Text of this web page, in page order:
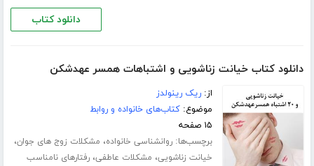
دانلود کتاب
دانلود کتاب خیانت زناشویی و اشتباهات همسر عهدشکن
از:ریک رینولدز
موضوع:کتاب‌های خانواده و روابط
۱۵ صفحه
برچسب‌ها:روانشناسی خانواده، مشکلات زوج های جوان،
خیانت زناشویی، مشکلات عاطفی،رفتارهای نامناسب